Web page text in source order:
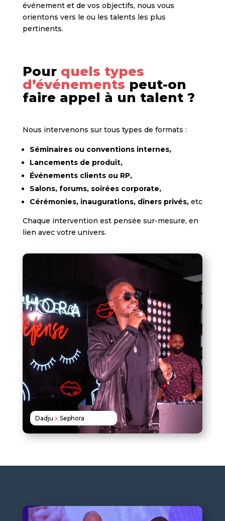
événement et de vos objectifs, nous vous
orientons vers le ou les talents les plus
pertinents.
Pour quels types
d’événements peut-on
faire appel à un talent ?
Nous intervenons sur tous types de formats :
Séminaires ou conventions internes,
Lancements de produit,
Événements clients ou RP,
Salons, forums, soirées corporate,
Cérémonies, inaugurations, dîners privés,etc
Chaque intervention est pensée sur-mesure, en
lien avec votre univers.
Dadju xSephora